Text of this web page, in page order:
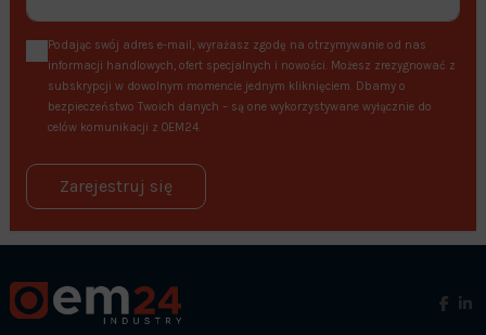
Podając swój adres e-mail, wyrażasz zgodę na otrzymywanie od nas
informacji handlowych, ofert specjalnych i nowości. Możesz zrezygnować z
subskrypcji w dowolnym momencie jednym kliknięciem. Dbamy o
bezpieczeństwo Twoich danych – są one wykorzystywane wyłącznie do
celów komunikacji z OEM24.
Zarejestruj się